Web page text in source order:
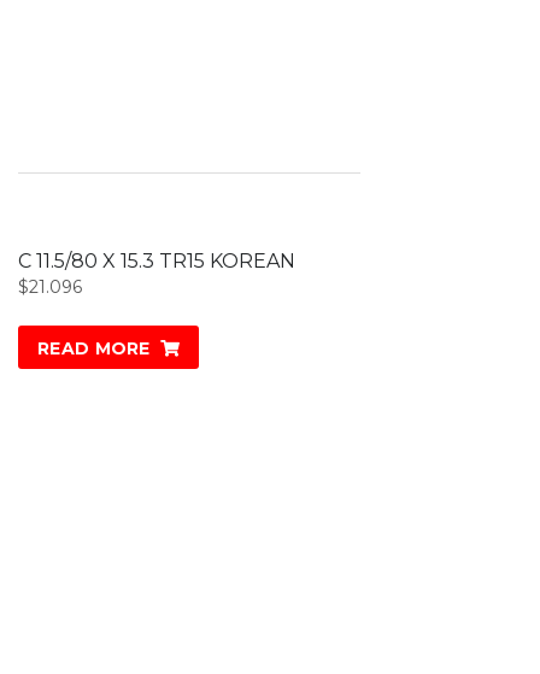
C 11.5/80 X 15.3 TR15 KOREAN
$21.096
READ MORE